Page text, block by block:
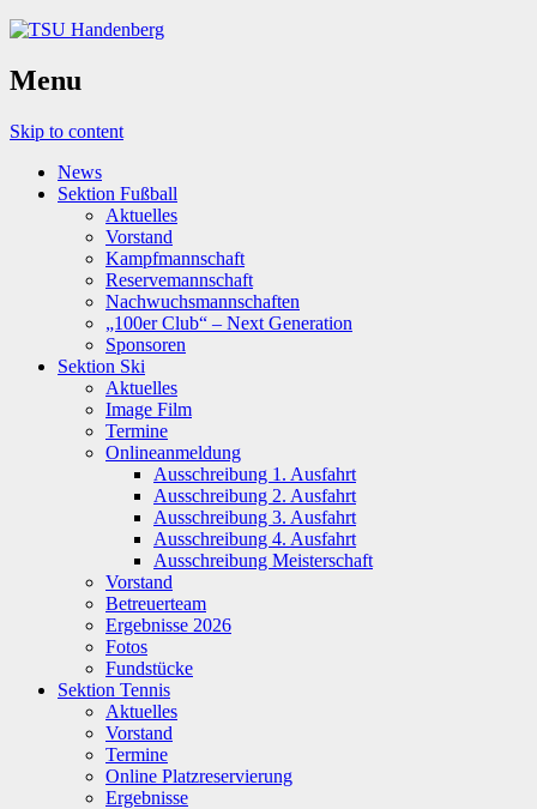
Menu
Skip to content
News
Sektion Fußball
Aktuelles
Vorstand
Kampfmannschaft
Reservemannschaft
Nachwuchsmannschaften
„100er Club“ – Next Generation
Sponsoren
Sektion Ski
Aktuelles
Image Film
Termine
Onlineanmeldung
Ausschreibung 1. Ausfahrt
Ausschreibung 2. Ausfahrt
Ausschreibung 3. Ausfahrt
Ausschreibung 4. Ausfahrt
Ausschreibung Meisterschaft
Vorstand
Betreuerteam
Ergebnisse 2026
Fotos
Fundstücke
Sektion Tennis
Aktuelles
Vorstand
Termine
Online Platzreservierung
Ergebnisse